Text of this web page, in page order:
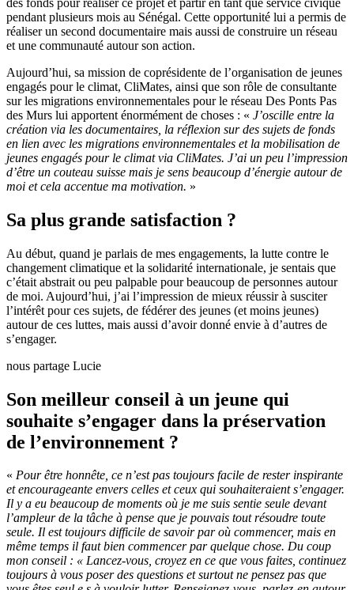
pendant plusieurs mois au Sénégal. Cette opportunité lui a permis de
réaliser un second documentaire mais aussi de construire un réseau
et une communauté autour son action.
Aujourd’hui, sa mission de coprésidente de l’organisation de jeunes
engagés pour le climat, CliMates, ainsi que son rôle de consultante
sur les migrations environnementales pour le réseau Des Ponts Pas
des Murs lui apportent énormément de choses : « J’oscille entre la
création via les documentaires, la réflexion sur des sujets de fonds
en lien avec les migrations environnementales et la mobilisation de
jeunes engagés pour le climat via CliMates. J’ai un peu l’impression
d’être un couteau suisse mais je sens beaucoup d’énergie autour de
moi et cela accentue ma motivation. »
Sa plus grande satisfaction ?
Au début, quand je parlais de mes engagements, la lutte contre le
changement climatique et la solidarité internationale, je sentais que
c’était abstrait ou peu palpable pour beaucoup de personnes autour
de moi. Aujourd’hui, j’ai l’impression de mieux réussir à susciter
l’intérêt pour ces sujets, de fédérer des jeunes (et moins jeunes)
autour de ces luttes, mais aussi d’avoir donné envie à d’autres de
s’engager.
nous partage Lucie
Son meilleur conseil à un jeune qui
souhaite s’engager dans la préservation
de l’environnement ?
« Pour être honnête, ce n’est pas toujours facile de rester inspirante
et encourageante envers celles et ceux qui souhaiteraient s’engager.
Il y a eu beaucoup de moments où je me suis sentie seule devant
l’ampleur de la tâche à pense que je pouvais tout résoudre toute
seule. Il est toujours difficile de savoir par où commencer, mais en
même temps il faut bien commencer par quelque chose. Du coup
mon conseil : « Lancez-vous, croyez en ce que vous faites, continuez
toujours à vous poser des questions et surtout ne pensez pas que